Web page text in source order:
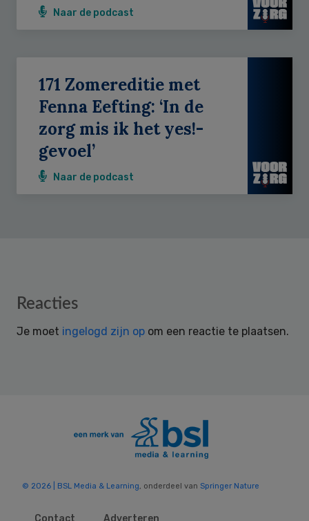
Naar de podcast
171 Zomereditie met
Fenna Eefting: ‘In de
zorg mis ik het yes!-
gevoel’
Naar de podcast
Reader
Reacties
Je moet ingelogd zijn op om een reactie te plaatsen.
© 2026 | BSL Media & Learning , onderdeel van Springer Nature
Contact Adverteren